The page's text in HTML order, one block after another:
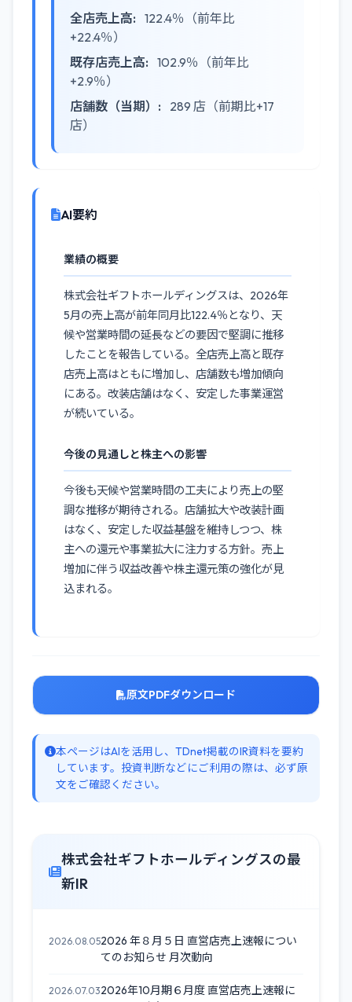
全店売上高: 122.4％（前年比
+22.4％）
既存店売上高: 102.9％（前年比
+2.9％）
店舗数（当期）:
289 店（前期比+17
店）
AI要約
業績の概要
株式会社ギフトホールディングスは、2026年
5月の売上高が前年同月比122.4％となり、天
候や営業時間の延長などの要因で堅調に推移
したことを報告している。全店売上高と既存
店売上高はともに増加し、店舗数も増加傾向
にある。改装店舗はなく、安定した事業運営
が続いている。
今後の見通しと株主への影響
今後も天候や営業時間の工夫により売上の堅
調な推移が期待される。店舗拡大や改装計画
はなく、安定した収益基盤を維持しつつ、株
主への還元や事業拡大に注力する方針。売上
増加に伴う収益改善や株主還元策の強化が見
込まれる。
原文PDFダウンロード
本ページはAIを活用し、TDnet掲載のIR資料を要約
しています。投資判断などにご利用の際は、必ず原
文をご確認ください。
株式会社ギフトホールディングスの最
新IR
2026.08.052026 年８月５日 直営店売上速報につい
てのお知らせ 月次動向
2026.07.032026年10月期６月度 直営店売上速報に